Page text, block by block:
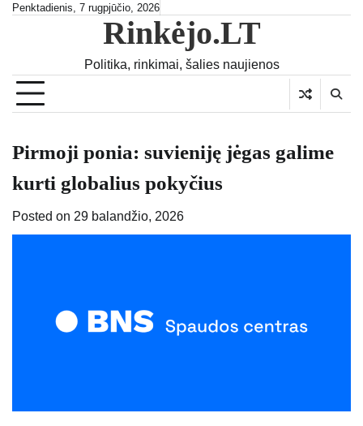
SkipPenktadienis, 7 rugpjūčio, 2026
Rinkėjo.LT
Politika, rinkimai, šalies naujienos
Pirmoji ponia: suvieniję jėgas galime
kurti globalius pokyčius
Posted on 29 balandžio, 2026